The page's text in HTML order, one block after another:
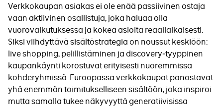
Verkkokaupan asiakas ei ole enää passiivinen ostaja
vaan aktiivinen osallistuja, joka haluaa olla
vuorovaikutuksessa ja kokea asioita reaaliaikaisesti.
Siksi viihdyttävä sisältöstrategia on noussut keskiöön:
live shopping, pelillistäminen ja discovery‑tyyppinen
kaupankäynti korostuvat erityisesti nuoremmissa
kohderyhmissä. Euroopassa verkkokaupat panostavat
yhä enemmän toimitukselliseen sisältöön, joka inspiroi
mutta samalla tukee näkyvyyttä generatiivisissa